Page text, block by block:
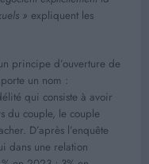
» expliquent les
principe d’ouverture de
un nom :
qui consiste à avoir
du couple, le couple
D’après l’enquête
dans une relation